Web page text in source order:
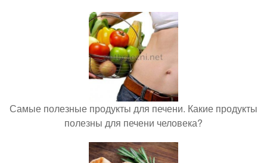
Самые полезные продукты для печени. Какие продукты
полезны для печени человека?